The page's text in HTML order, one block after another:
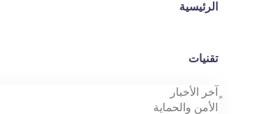
الرئيسية
تقنيات
ٍآخر الأخبار
الأمن والحماية